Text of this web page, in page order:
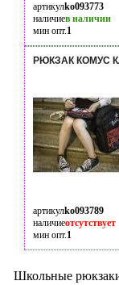
артикулko093773
наличиев наличии
мин опт.1
РЮКЗАК КОМУС
артикулko093789
наличиеотсутствует
мин опт.1
Школьные